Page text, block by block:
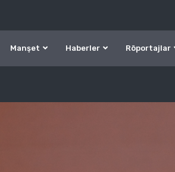
Manşet Haberler Röportajlar